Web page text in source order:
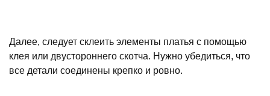
Далее, следует склеить элементы платья с помощью
клея или двустороннего скотча. Нужно убедиться, что
все детали соединены крепко и ровно.